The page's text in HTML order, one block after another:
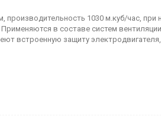
производительность 1030 м.куб/час, при
в составе систем
встроенную защиту